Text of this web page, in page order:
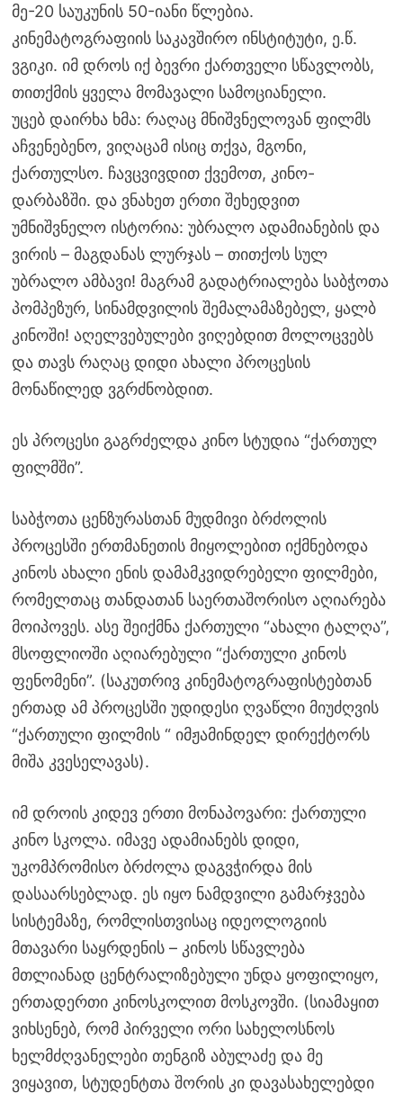
მე-20 საუკუნის 50-იანი წლებია.
კინემატოგრაფიის საკავშირო ინსტიტუტი, ე.წ.
ვგიკი. იმ დროს იქ ბევრი ქართველი სწავლობს,
თითქმის ყველა მომავალი სამოციანელი.
უცებ დაირხა ხმა: რაღაც მნიშვნელოვან ფილმს
აჩვენებენო, ვიღაცამ ისიც თქვა, მგონი,
ქართულსო. ჩავცვივდით ქვემოთ, კინო-
დარბაზში. და ვნახეთ ერთი შეხედვით
უმნიშვნელო ისტორია: უბრალო ადამიანების და
ვირის – მაგდანას ლურჯას – თითქოს სულ
უბრალო ამბავი! მაგრამ გადატრიალება საბჭოთა
პომპეზურ, სინამდვილის შემალამაზებელ, ყალბ
კინოში! აღელვებულები ვიღებდით მოლოცვებს
და თავს რაღაც დიდი ახალი პროცესის
მონაწილედ ვგრძნობდით.
ეს პროცესი გაგრძელდა კინო სტუდია “ქართულ
ფილმში”.
საბჭოთა ცენზურასთან მუდმივი ბრძოლის
პროცესში ერთმანეთის მიყოლებით იქმნებოდა
კინოს ახალი ენის დამამკვიდრებელი ფილმები,
რომელთაც თანდათან საერთაშორისო აღიარება
მოიპოვეს. ასე შეიქმნა ქართული “ახალი ტალღა”,
მსოფლიოში აღიარებული “ქართული კინოს
ფენომენი”. (საკუთრივ კინემატოგრაფისტებთან
ერთად ამ პროცესში უდიდესი ღვაწლი მიუძღვის
“ქართული ფილმის “ იმჟამინდელ დირექტორს
მიშა კვესელავას).
იმ დროის კიდევ ერთი მონაპოვარი: ქართული
კინო სკოლა. იმავე ადამიანებს დიდი,
უკომპრომისო ბრძოლა დაგვჭირდა მის
დასაარსებლად. ეს იყო ნამდვილი გამარჯვება
სისტემაზე, რომლისთვისაც იდეოლოგიის
მთავარი საყრდენის – კინოს სწავლება
მთლიანად ცენტრალიზებული უნდა ყოფილიყო,
ერთადერთი კინოსკოლით მოსკოვში. (სიამაყით
ვიხსენებ, რომ პირველი ორი სახელოსნოს
ხელმძღვანელები თენგიზ აბულაძე და მე
ვიყავით, სტუდენტთა შორის კი დავასახელებდი